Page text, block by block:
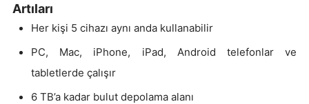
Artıları
Her kişi 5 cihazı aynı anda kullanabilir
PC, Mac, iPhone, iPad, Android telefonlar ve
tabletlerde çalışır
6 TB’a kadar bulut depolama alanı